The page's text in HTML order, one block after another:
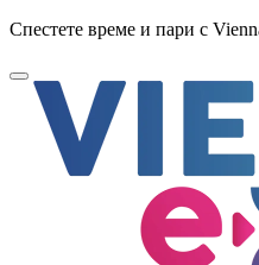
Спестете време и пари с